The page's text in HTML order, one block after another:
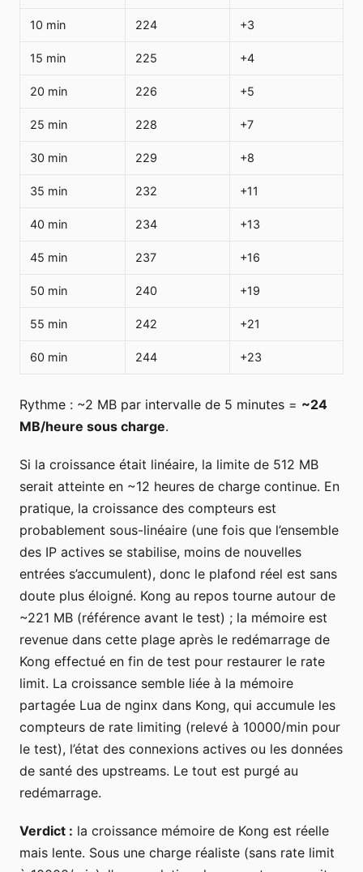
10 min 224 +3
15 min 225 +4
20 min 226 +5
25 min 228 +7
30 min 229 +8
35 min 232 +11
40 min 234 +13
45 min 237 +16
50 min 240 +19
55 min 242 +21
60 min 244 +23
Rythme : ~2 MB par intervalle de 5 minutes = ~24
MB/heure sous charge.
Si la croissance était linéaire, la limite de 512 MB
serait atteinte en ~12 heures de charge continue. En
pratique, la croissance des compteurs est
probablement sous-linéaire (une fois que l’ensemble
des IP actives se stabilise, moins de nouvelles
entrées s’accumulent), donc le plafond réel est sans
doute plus éloigné. Kong au repos tourne autour de
~221 MB (référence avant le test) ; la mémoire est
revenue dans cette plage après le redémarrage de
Kong effectué en fin de test pour restaurer le rate
limit. La croissance semble liée à la mémoire
partagée Lua de nginx dans Kong, qui accumule les
compteurs de rate limiting (relevé à 10000/min pour
le test), l’état des connexions actives ou les données
de santé des upstreams. Le tout est purgé au
redémarrage.
Verdict : la croissance mémoire de Kong est réelle
mais lente. Sous une charge réaliste (sans rate limit